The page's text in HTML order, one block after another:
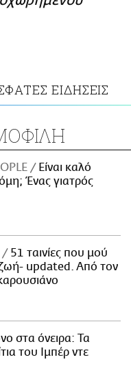
ΕΙΔΗΣΕΙΣ
Είναι καλό
Ένας γιατρός
51 ταινίες που μού
updated. Aπό τον
στα όνειρα: Τα
του Ιμπέρ ντε